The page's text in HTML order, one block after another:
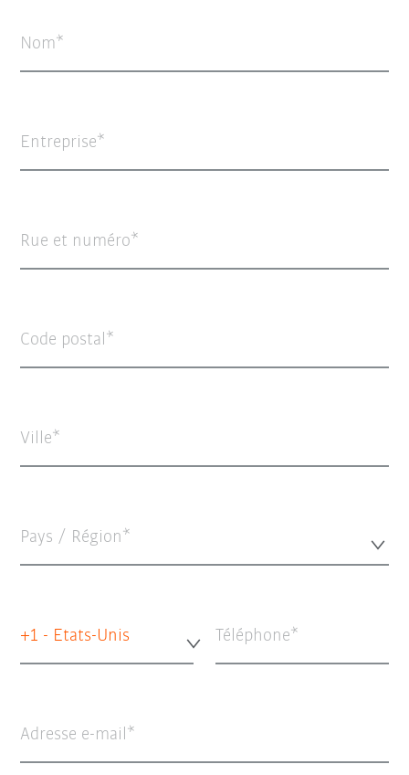
Nom
Entreprise
Rue et numéro
Code postal
Ville
Pays / Région*
+1 - Etats-Unis Téléphone
Adresse e-mail